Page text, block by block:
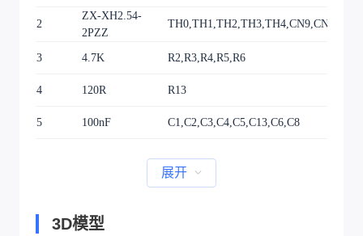
2
ZX-XH2.54-
2PZZ
3 4.7K R2,R3,R4,R5,R6
4 120R R13
5 100nF C1,C2,C3,C4,C5,C13,C6,C8
展开
3D模型